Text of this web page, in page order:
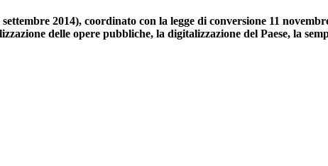
2014), coordinato con la legge di conversione 11
delle opere pubbliche, la digitalizzazione del Paese, la